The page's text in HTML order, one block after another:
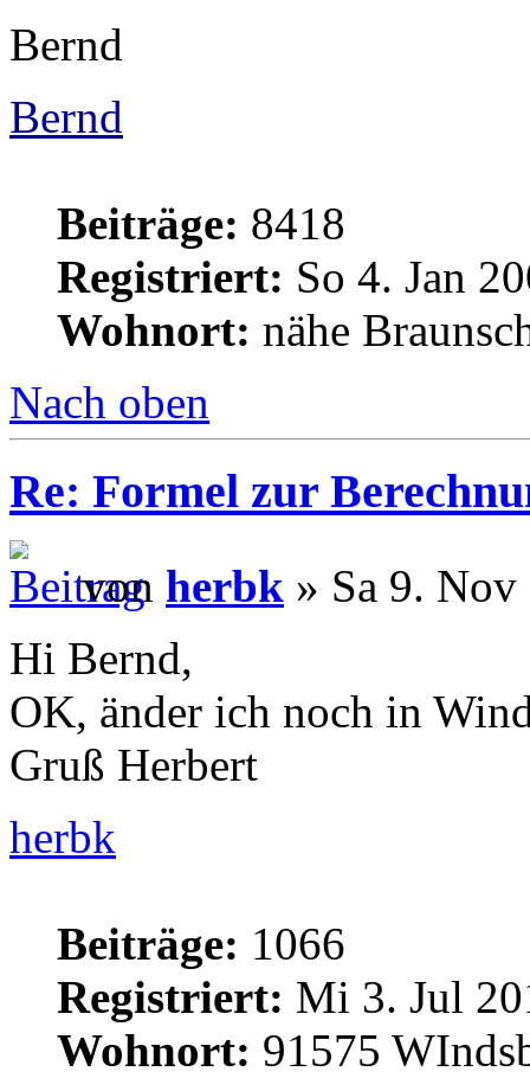
Bernd
Bernd
Beiträge: 8418
Registriert: So 4. Jan
Wohnort: nähe
Nach oben
Re: Formel zur
von herbk » Sa 9.
Hi Bernd,
OK, änder ich noch in
Gruß Herbert
herbk
Beiträge: 1066
Registriert: Mi 3. Jul
Wohnort: 91575